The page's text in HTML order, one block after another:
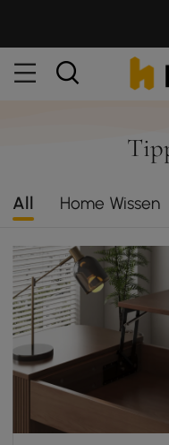
All Home Wissen